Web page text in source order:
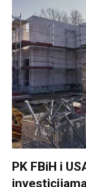
PK FBiH i